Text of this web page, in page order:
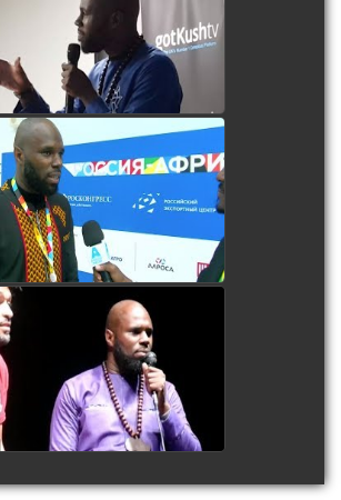
: " BEING DEMONIZED
BY THE DEVIL IS A
GOOD WAY "
watch video
RUSSIE : " INTERVIEW
DE KEMI SEBA AU
FORUM DE SOTCHI "
watch video
Madrid
watch video